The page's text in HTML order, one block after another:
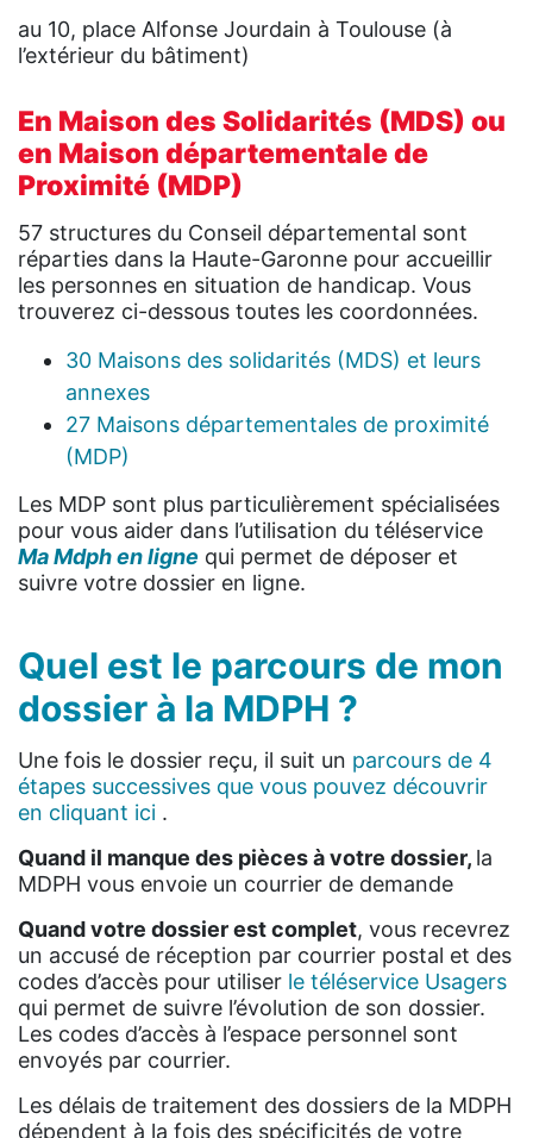
au 10, place Alfonse Jourdain à Toulouse (à
l’extérieur du bâtiment)
En Maison des Solidarités (MDS) ou
en Maison départementale de
Proximité (MDP)
57 structures du Conseil départemental sont
réparties dans la Haute-Garonne pour accueillir
les personnes en situation de handicap. Vous
trouverez ci-dessous toutes les coordonnées.
30 Maisons des solidarités (MDS) et leurs
annexes
27 Maisons départementales de proximité
(MDP)
Les MDP sont plus particulièrement spécialisées
pour vous aider dans l’utilisation du téléservice
Ma Mdph en ligne qui permet de déposer et
suivre votre dossier en ligne.
Quel est le parcours de mon
dossier à la MDPH ?
Une fois le dossier reçu, il suit un parcours de 4
étapes successives que vous pouvez découvrir
en cliquant ici .
Quand il manque des pièces à votre dossier, la
MDPH vous envoie un courrier de demande
Quand votre dossier est complet, vous recevrez
un accusé de réception par courrier postal et des
codes d’accès pour utiliser le téléservice Usagers
qui permet de suivre l’évolution de son dossier.
Les codes d’accès à l’espace personnel sont
envoyés par courrier.
Les délais de traitement des dossiers de la MDPH
dépendent à la fois des spécificités de votre